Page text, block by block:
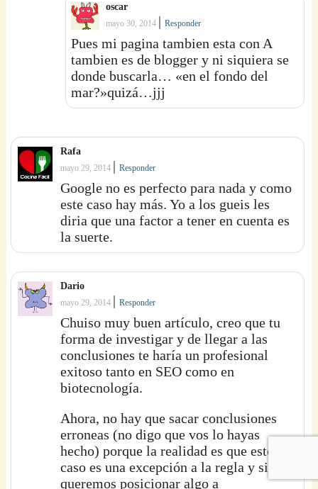
oscar
mayo 30, 2014 |Responder
Pues mi pagina tambien esta con A
tambien es de blogger y ni siquiera se
donde buscarla… «en el fondo del
mar?»quizá…jjj
Rafa
mayo 29, 2014 |Responder
Google no es perfecto para nada y como
este caso hay más. Yo a los gueis les
diria que una factor a tener en cuenta es
la suerte.
Dario
mayo 29, 2014 |Responder
Chuiso muy buen artículo, creo que tu
forma de investigar y de llegar a las
conclusiones te haría un profesional
exitoso tanto en SEO como en
biotecnología.
Ahora, no hay que sacar conclusiones
erroneas (no digo que vos lo hayas
hecho) porque la realidad es que este
caso es una excepción a la regla y si
queremos posicionar algo a